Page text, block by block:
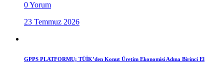
0 Yorum
23 Temmuz 2026
GPPS PLATFORMU; TÜİK’den Konut Üretim Ekonomisi Adına Birinci El